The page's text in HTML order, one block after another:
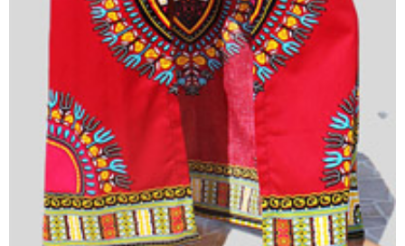
BOUTIQUE EN LIGNE VOIR ICI